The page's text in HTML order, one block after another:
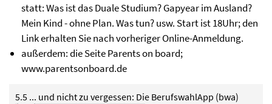
statt: Was ist das Duale Studium? Gapyear im Ausland?
Mein Kind - ohne Plan. Was tun? usw. Start ist 18Uhr; den
Link erhalten Sie nach vorheriger Online-Anmeldung.
außerdem: die Seite Parents on board;
www.parentsonboard.de
5.5 ... und nicht zu vergessen: Die BerufswahlApp (bwa)